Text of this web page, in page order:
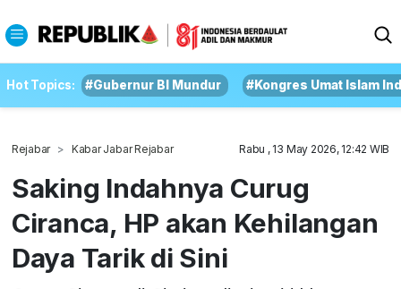
Hot Topics: #Gubernur BI Mundur #Kongres Umat Islam
Rejabar Kabar Jabar Rejabar Rabu , 13 May 2026, 12:42 WIB
Saking Indahnya Curug
Ciranca, HP akan Kehilangan
Daya Tarik di Sini